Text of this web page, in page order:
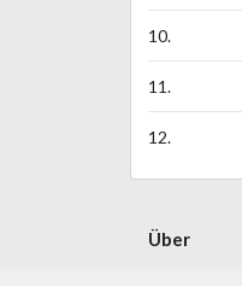
10.
11.
12.
Über